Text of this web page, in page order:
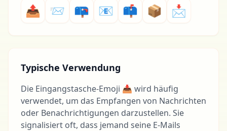
📤 📨 📪 📧 📫 📦 📩
Typische Verwendung
Die Eingangstasche-Emoji 📥 wird häufig
verwendet, um das Empfangen von Nachrichten
oder Benachrichtigungen darzustellen. Sie
signalisiert oft, dass jemand seine E-Mails